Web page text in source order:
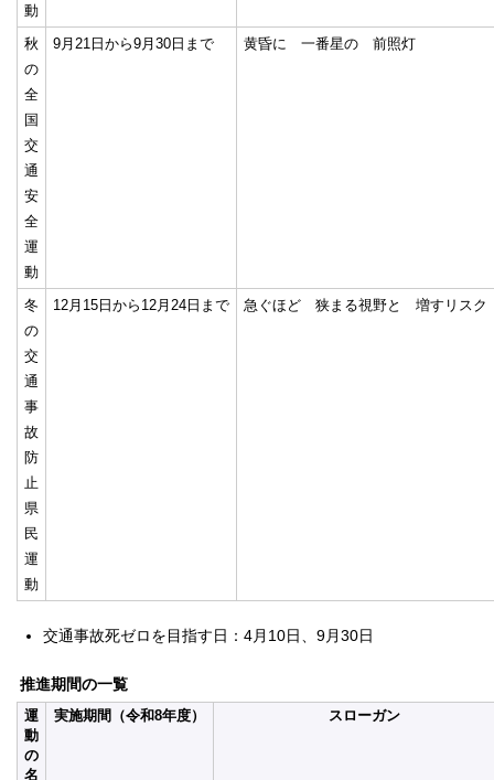
動
秋
の
全
国
交
通
安
全
運
動
9月21日から9月30日まで 黄昏に 一番星の 前照灯
冬
の
交
通
事
故
防
止
県
民
運
動
12月15日から12月24日まで 急ぐほど 狭まる視野と 増すリスク
交通事故死ゼロを目指す日：4月10日、9月30日
推進期間の一覧
運
動
の
名
実施期間（令和8年度） スローガン